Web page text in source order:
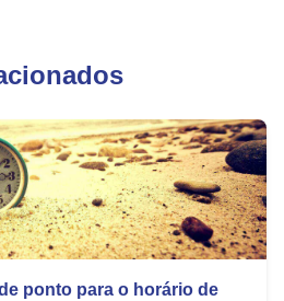
ponto para o horário de